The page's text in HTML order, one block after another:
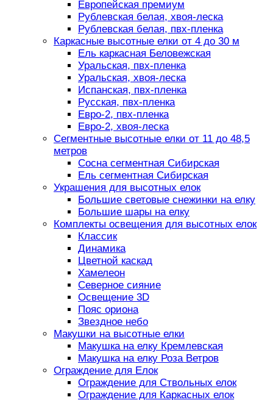
Европейская премиум
Рублевская белая, хвоя-леска
Рублевская белая, пвх-пленка
Каркасные высотные елки от 4 до 30 м
Ель каркасная Беловежская
Уральская, пвх-пленка
Уральская, хвоя-леска
Испанская, пвх-пленка
Русская, пвх-пленка
Евро-2, пвх-пленка
Евро-2, хвоя-леска
Сегментные высотные елки от 11 до 48,5
метров
Сосна сегментная Сибирская
Ель сегментная Сибирская
Украшения для высотных елок
Большие световые снежинки на елку
Большие шары на елку
Комплекты освещения для высотных елок
Классик
Динамика
Цветной каскад
Хамелеон
Северное сияние
Освещение 3D
Пояс ориона
Звездное небо
Макушки на высотные елки
Макушка на елку Кремлевская
Макушка на елку Роза Ветров
Ограждение для Елок
Ограждение для Ствольных елок
Ограждение для Каркасных елок